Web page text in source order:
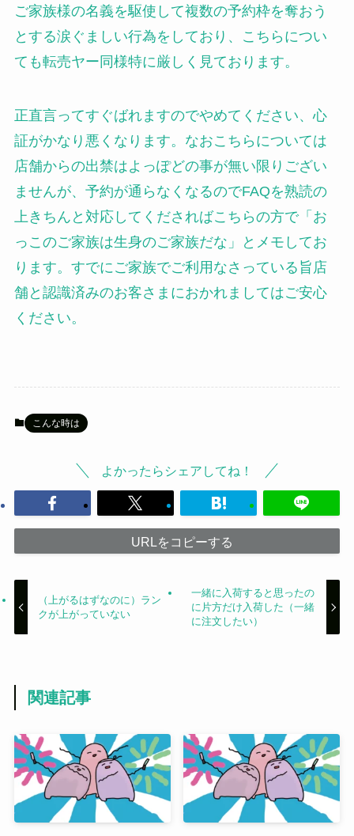
ご家族様の名義を駆使して複数の予約枠を奪おう
とする涙ぐましい行為をしており、こちらについ
ても転売ヤー同様特に厳しく見ております。
正直言ってすぐばれますのでやめてください、心
証がかなり悪くなります。なおこちらについては
店舗からの出禁はよっぽどの事が無い限りござい
ませんが、予約が通らなくなるのでFAQを熟読の
上きちんと対応してくださればこちらの方で「お
っこのご家族は生身のご家族だな」とメモしてお
ります。すでにご家族でご利用なさっている旨店
舗と認識済みのお客さまにおかれましてはご安心
ください。
こんな時は
よかったらシェアしてね！
URLをコピーする
（上がるはずなのに）ラン
クが上がっていない
一緒に入荷すると思ったの
に片方だけ入荷した（一緒
に注文したい）
関連記事